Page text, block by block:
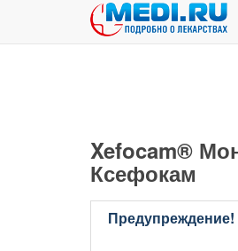
Xefocam®
Ксефокам
Предупреждение!